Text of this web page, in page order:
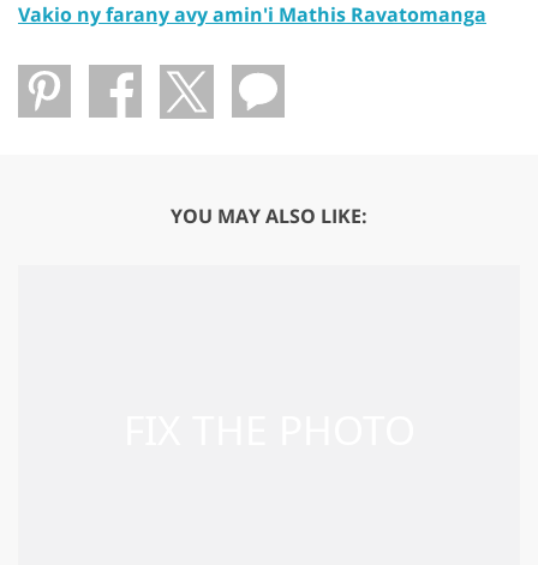
Vakio ny farany avy amin'i Mathis Ravatomanga
YOU MAY ALSO LIKE: